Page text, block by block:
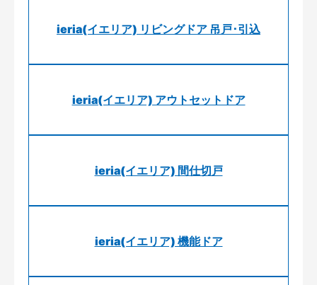
ieria(イエリア) リビングドア 吊戸･引込
ieria(イエリア) アウトセットドア
ieria(イエリア) 間仕切戸
ieria(イエリア) 機能ドア